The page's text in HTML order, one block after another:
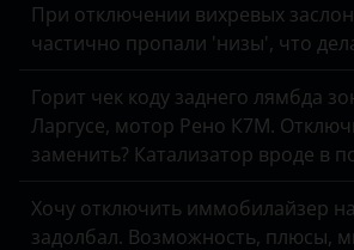
ZX
ГАЗ
УАЗ
Fiat
Foton
Geely
При отключении вихревых
частично пропали 'низы', что
Горит чек коду заднего лямбда
Ларгусе, мотор Рено К7М.
заменить? Катализатор вроде в
Хочу отключить иммобилайзер
задолбал. Возможность, плюсы,